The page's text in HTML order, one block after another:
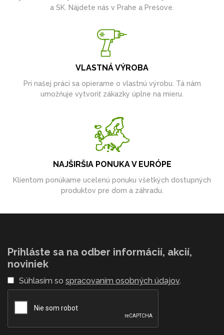
a SK. Nájdete nás v Prahe a Prešove.
VLASTNÁ VÝROBA
Pri našej práci sa opierame o vlastnú výrobu. Tá nám
umožňuje vytvoriť zákazky úplne na mieru.
NAJŠIRŠIA PONUKA V EURÓPE
Klientom ponúkame ucelenú ponuku všetkých dostupných
produktov pre dom a záhradu.
Prihláste sa na odber informácií, akcií,
noviniek
Súhlasím so spracovaním osobných údajov.